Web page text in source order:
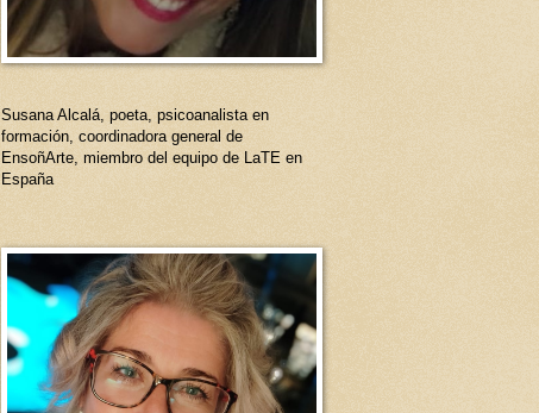
Susana Alcalá, poeta, psicoanalista en
formación, coordinadora general de
EnsoñArte, miembro del equipo de LaTE en
España